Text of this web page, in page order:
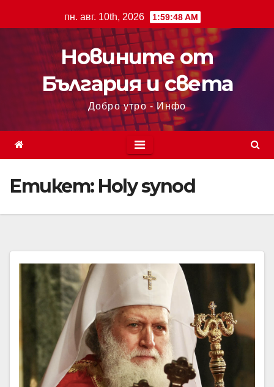
пн. авг. 10th, 2026 1:59:48 AM
Новините от
България и света
Добро утро - Инфо
Етикет: Holy synod